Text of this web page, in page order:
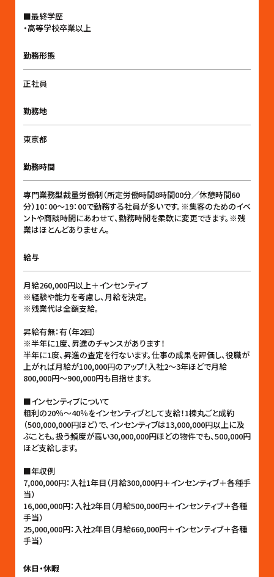
■最終学歴
・高等学校卒業以上
勤務形態
正社員
勤務地
東京都
勤務時間
専門業務型裁量労働制（所定労働時間8時間00分／休憩時間60
分）10：00〜19：00で勤務する社員が多いです。※集客のためのイベ
ントや商談時間にあわせて、勤務時間を柔軟に変更できます。※残
業はほとんどありません。
給与
月給260,000円以上＋インセンティブ
※経験や能力を考慮し、月給を決定。
※残業代は全額支給。
昇給有無：有（年2回）
※半年に1度、昇進のチャンスがあります！
半年に1度、昇進の査定を行ないます。仕事の成果を評価し、役職が
上がれば月給が100,000円のアップ！入社2〜3年ほどで月給
800,000円〜900,000円も目指せます。
■インセンティブについて
粗利の20％〜40％をインセンティブとして支給！1棟丸ごと成約
（500,000,000円ほど）で、インセンティブは13,000,000円以上に及
ぶことも。扱う頻度が高い30,000,000円ほどの物件でも、500,000円
ほど支給します。
■年収例
7,000,000円：入社1年目（月給300,000円＋インセンティブ＋各種手
当）
16,000,000円：入社2年目（月給500,000円＋インセンティブ＋各種
手当）
25,000,000円：入社2年目（月給660,000円＋インセンティブ＋各種
手当）
休日・休暇